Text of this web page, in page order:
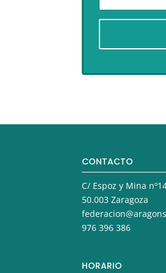
CONTACTO
C/ Espoz y Mina
50.003 Zaragoza
976 396 386
HORARIO